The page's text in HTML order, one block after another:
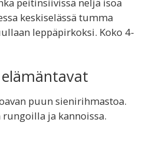
keskiselässä tumma
leppäpirkoksi. Koko 4-
puun sienirihmastoa.
ja kannoissa.